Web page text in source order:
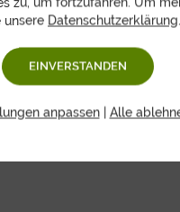
neue Mitarbeiter
unsere Datenschutzerklärung.
EINVERSTANDEN
anpassen| Alle